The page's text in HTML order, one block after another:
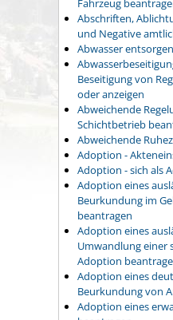
Abschriften,
und Negative
Abwasser entsorgen
Beseitigung von
oder anzeigen
Abweichende
Schichtbetrieb
Abweichende
Adoption -
Adoption - sich als
Adoption eines
Beurkundung im
beantragen
Adoption eines
Umwandlung einer
Adoption
Adoption eines
Beurkundung von
Adoption eines